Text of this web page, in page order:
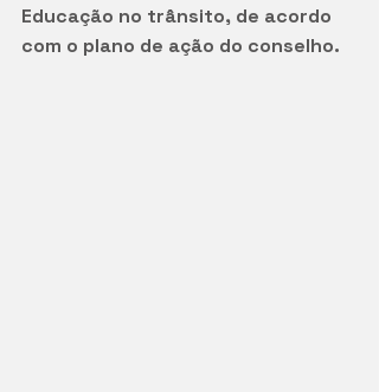
Educação no trânsito, de acordo
com o plano de ação do conselho.